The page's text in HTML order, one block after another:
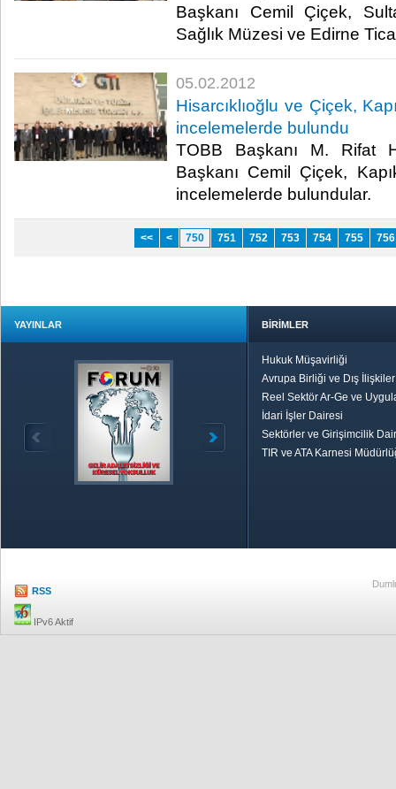
Başkanı Cemil Çiçek,
Sağlık Müzesi ve Edirne
05.02.2012
Hisarcıklıoğlu ve Çiçek,
incelemelerde bulundu
TOBB Başkanı M. Rifat
Başkanı Cemil Çiçek,
incelemelerde bulundular.​ ​
<< < 750 751 752 753 754 755 756
YAYINLAR BİRİMLER
Hukuk Müşavirliği
Avrupa Birliği ve Dış
Reel Sektör Ar-Ge ve
İdari İşler Dairesi
Sektörler ve Girişimcilik
TIR ve ATA Karnesi
RSS
IPv6 Aktif